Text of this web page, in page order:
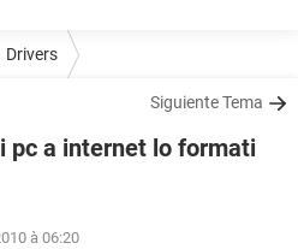
Drivers
Siguiente Tema
pc a internet lo formati
à 06:20